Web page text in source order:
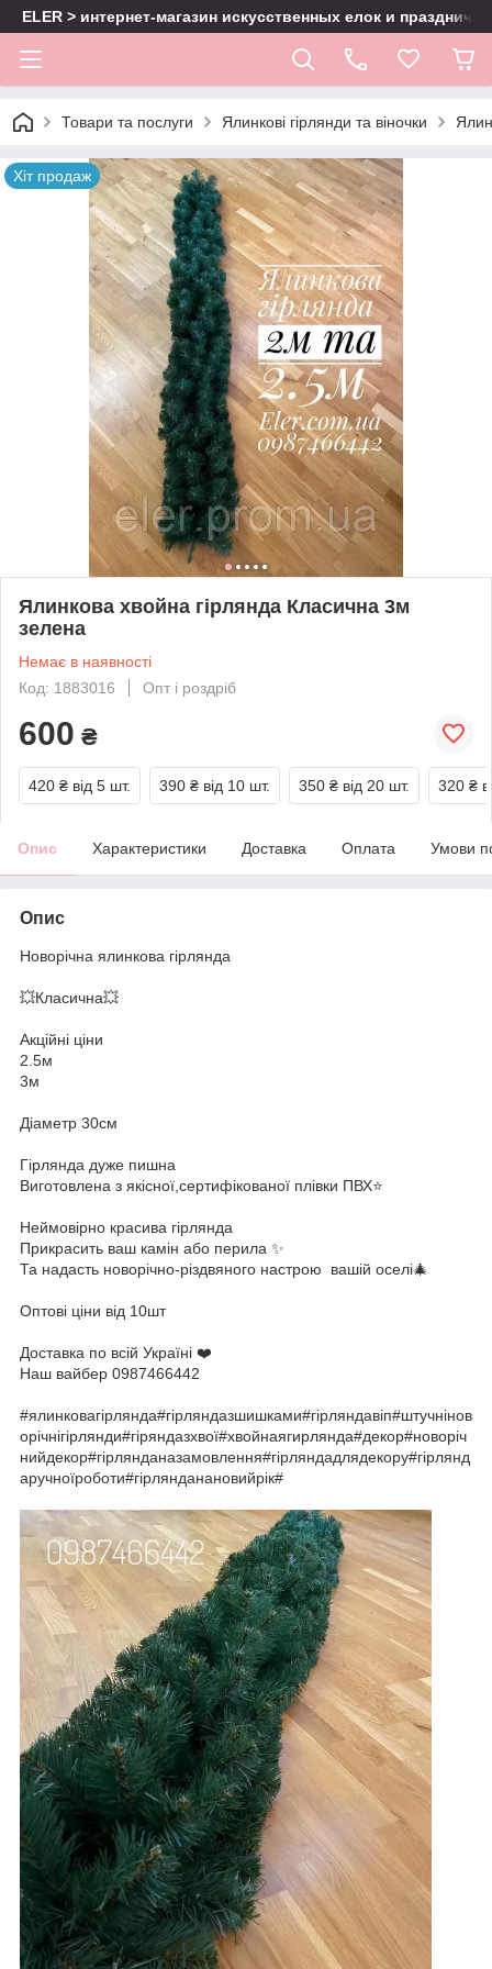
ELER > интернет-магазин искусственных елок и
Товари та послуги Ялинкові гірлянди та віночки
Хіт продаж
Ялинкова хвойна гірлянда Класична 3м
зелена
Немає в наявності
Код: 1883016
Опт і роздріб
600 ₴
420 ₴ від 5 шт. 390 ₴ від 10 шт. 350 ₴ від 20 шт. 320 ₴
Опис Характеристики Доставка Оплата Умови
Опис
Новорічна ялинкова гірлянда
💥Класична💥
Акційні ціни
2.5м
3м
Діаметр 30см
Гірлянда дуже пишна
Виготовлена з якісної,сертифікованої плівки ПВХ⭐️
Неймовірно красива гірлянда
Прикрасить ваш камін або перила ✨
Та надасть новорічно-різдвяного настрою вашій оселі🎄
Оптові ціни від 10шт
Доставка по всій Україні ❤️
Наш вайбер 0987466442
#ялинковагірлянда#гірляндазшишками#гірляндавіп#штучнінов
орічнігірлянди#гіряндазхвої#хвойнаягирлянда#декор#новоріч
нийдекор#гірлянданазамовлення#гірляндадлядекору#гірлянд
аручноїроботи#гірлянданановийрік#